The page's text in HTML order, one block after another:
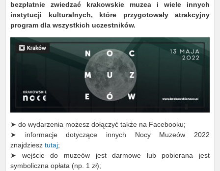
bezpłatnie zwiedzać krakowskie muzea i wiele innych
instytucji kulturalnych, które przygotowały atrakcyjny
program dla wszystkich uczestników.
➤ do wydarzenia możesz dołączyć także na Facebooku;
➤ informacje dotyczące innych Nocy Muzeów 2022
znajdziesz tutaj;
➤ wejście do muzeów jest darmowe lub pobierana jest
symboliczna opłata (np. 1 zł);